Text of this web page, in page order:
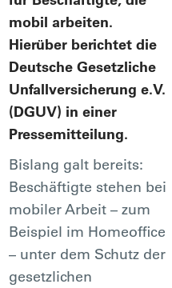
mobil arbeiten.
Hierüber berichtet die
Deutsche Gesetzliche
Unfallversicherung e.V.
(DGUV) in einer
Pressemitteilung.
Bislang galt bereits:
Beschäftigte stehen bei
mobiler Arbeit – zum
Beispiel im Homeoffice
– unter dem Schutz der
gesetzlichen